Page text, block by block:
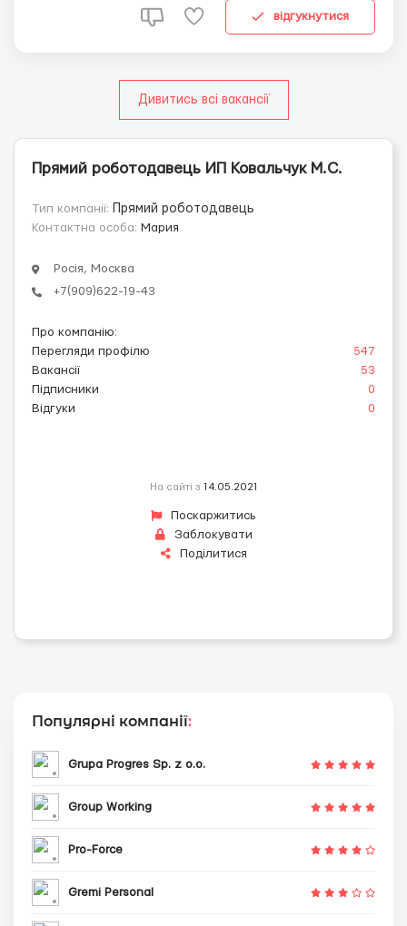
відгукнутися
Дивитись всі вакансії
Прямий роботодавець ИП Ковальчук М.С.
Тип компанії:
Прямий роботодавець
Контактна особа: Мария
Росія, Москва
+7(909)622-19-43
Про компанію:
Перегляди профілю
547
Вакансії
53
Підписники
0
Відгуки
0
На сайті з 14.05.2021
Поскаржитись
Заблокувати
Поділитися
Популярні компанії:
Grupa Progres Sp. z o.o.
Group Working
Pro-Force
Gremi Personal